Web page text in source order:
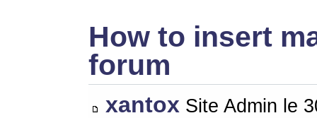
How to insert
forum
xantox Site Admin le